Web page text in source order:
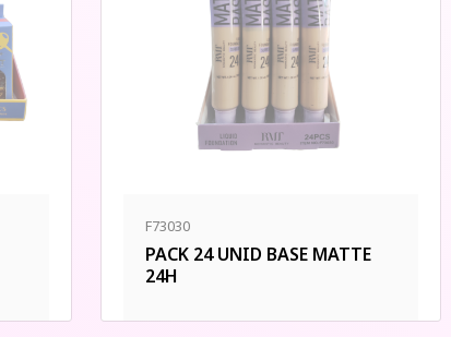
F73030
PACK 24 UNID BASE MATTE
24H